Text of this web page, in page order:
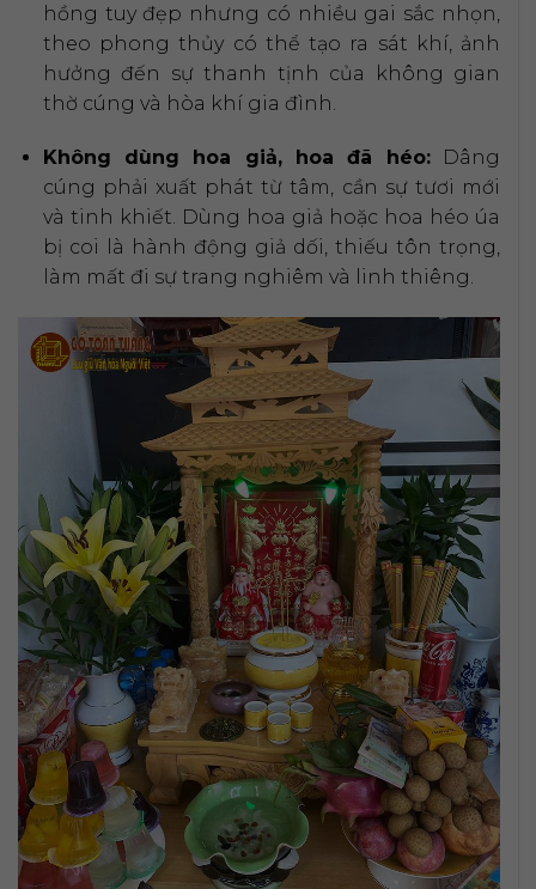
hồng tuy đẹp nhưng có nhiều gai sắc nhọn,
theo phong thủy có thể tạo ra sát khí, ảnh
hưởng đến sự thanh tịnh của không gian
thờ cúng và hòa khí gia đình.
Không dùng hoa giả, hoa đã héo:Dâng
cúng phải xuất phát từ tâm, cần sự tươi mới
và tinh khiết. Dùng hoa giả hoặc hoa héo úa
bị coi là hành động giả dối, thiếu tôn trọng,
làm mất đi sự trang nghiêm và linh thiêng.